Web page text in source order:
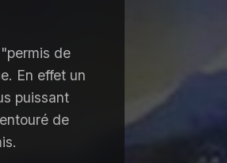
de
En effet un
puissant
de